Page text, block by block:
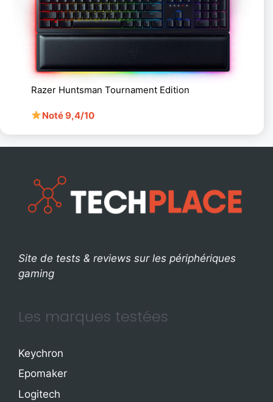
Razer Huntsman Tournament Edition
Noté 9,4/10
Site de tests & reviews sur les périphériques
gaming
Les marques testées
Keychron
Epomaker
Logitech